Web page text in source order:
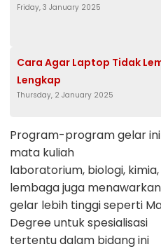
Friday, 3 January 2025
Cara Agar Laptop Tidak
Lengkap
Thursday, 2 January 2025
Program-program gelar
mata kuliah
laboratorium, biologi,
lembaga juga menawarkan
gelar lebih tinggi seperti
Degree untuk spesialisasi
tertentu dalam bidang ini